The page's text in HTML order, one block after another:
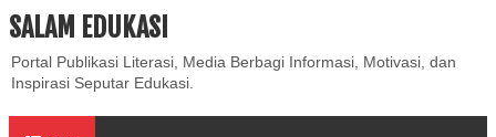
ABOUT CONTACT US
SALAM EDUKASI
Portal Publikasi Literasi, Media Berbagi Informasi, Motivasi, dan
Inspirasi Seputar Edukasi.